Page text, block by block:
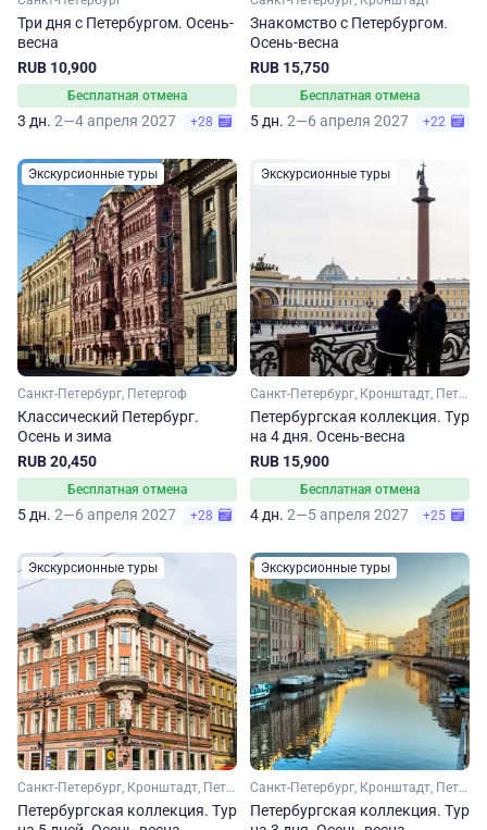
Три дня с Петербургом. Осень-
весна
RUB 10,900
Бесплатная отмена
3 дн. 2—4 апреля 2027 +28
Знакомство с Петербургом.
Осень-весна
RUB 15,750
Бесплатная отмена
5 дн. 2—6 апреля 2027 +22
Экскурсионные туры
Санкт-Петербург, Петергоф
Классический Петербург.
Осень и зима
RUB 20,450
Бесплатная отмена
5 дн. 2—6 апреля 2027 +28
Экскурсионные туры
Санкт-Петербург, Кронштадт, Петергоф
Петербургская коллекция. Тур
на 4 дня. Осень-весна
RUB 15,900
Бесплатная отмена
4 дн. 2—5 апреля 2027 +25
Экскурсионные туры
Санкт-Петербург, Кронштадт, Петергоф
Петербургская коллекция. Тур
Экскурсионные туры
Санкт-Петербург, Кронштадт, Петергоф
Петербургская коллекция. Тур